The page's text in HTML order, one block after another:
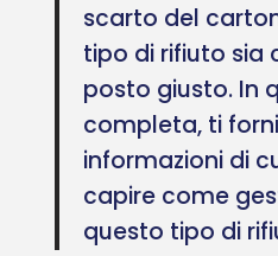
scarto del
tipo di rifiuto sia
posto giusto. In
completa, ti
informazioni di
capire come
questo tipo di